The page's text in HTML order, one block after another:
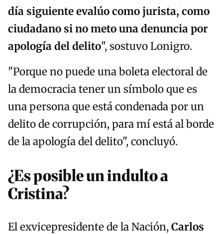
día siguiente evalúo como jurista, como
ciudadano si no meto una denuncia por
apología del delito", sostuvo Lonigro.
"Porque no puede una boleta electoral de
la democracia tener un símbolo que es
una persona que está condenada por un
delito de corrupción, para mí está al borde
de la apología del delito", concluyó.
¿Es posible un indulto a
Cristina?
El exvicepresidente de la Nación,Carlos